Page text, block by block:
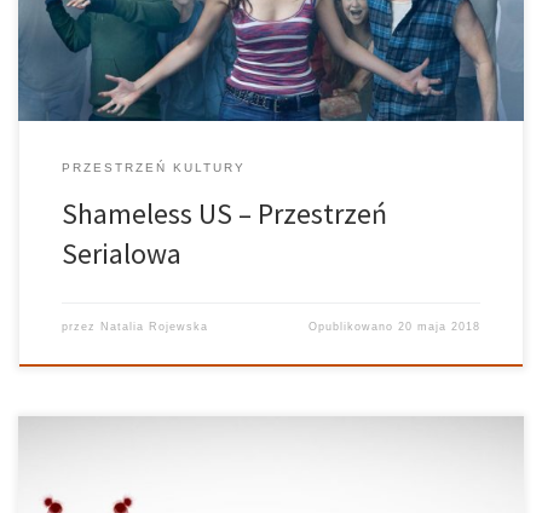
rzadziej okazuje się lepszy od […]
PRZESTRZEŃ KULTURY
Shameless US – Przestrzeń
Serialowa
przez Natalia Rojewska Opublikowano20 maja 2018